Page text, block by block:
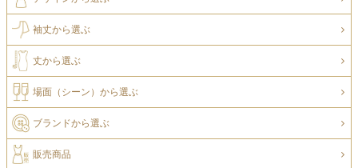
袖丈から選ぶ
丈から選ぶ
場面（シーン）から選ぶ
ブランドから選ぶ
販売商品